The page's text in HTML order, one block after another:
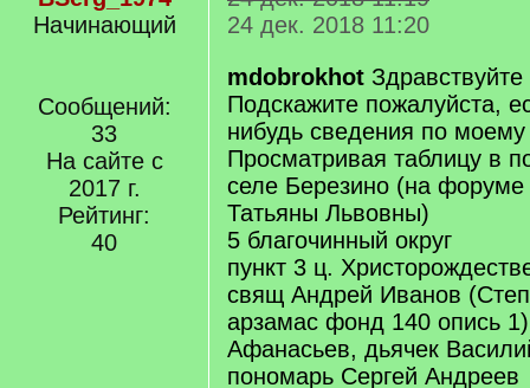
Начинающий
Сообщений:
33
На сайте с
2017 г.
Рейтинг:
40
24 дек. 2018 11:20
mdobrokhot
Подскажите пожалуйста,
нибудь сведения по моему
Просматривая таблицу в
селе Березино (на
Татьяны Львовны)
5 благочинный округ
пункт 3 ц.
свящ Андрей Иванов
арзамас фонд 140 опись
Афанасьев, дьячек
пономарь Сергей Андреев